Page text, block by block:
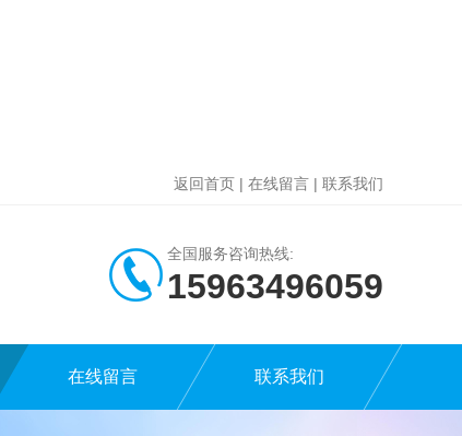
返回首页 | 在线留言 | 联系我们
全国服务咨询热线:
15963496059
在线留言 联系我们